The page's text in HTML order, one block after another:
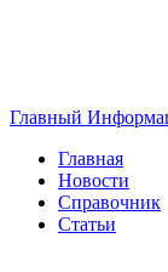
Главный
Главная
Новости
Справочник
Статьи